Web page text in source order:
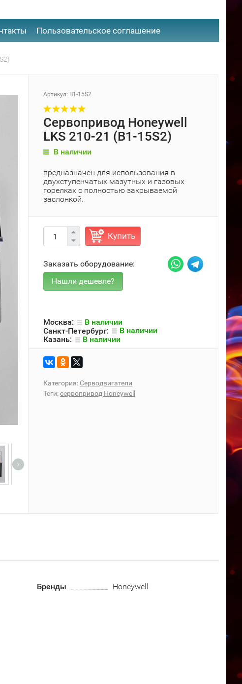
​Пользовательское соглашение
Артикул: B1-15S2
Сервопривод Honeywell
LKS 210-21 (B1-15S2)
В наличии
предназначен для использования в
двухступенчатых мазутных и газовых
горелках с полностью закрываемой
заслонкой.
Купить
Заказать оборудование:
Москва:
В наличии
Санкт-Петербург:
В наличии
Казань:
В наличии
Категория: Серводвигатели
Теги:сервопривод Honeywell
Бренды Honeywell